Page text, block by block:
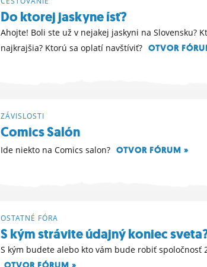
Do ktorej jaskyne ísť?
Ahojte! Boli ste už v nejakej jaskyni na Slovensku?
najkrajšia? Ktorú sa oplatí navštíviť? OTVOR
ZÁVISLOSTI
Comics Salón
Ide niekto na Comics salon? OTVOR FÓRUM »
OSTATNÉ FÓRA
S kým strávite údajný koniec
S kým budete alebo kto vám bude robiť spoločnosť